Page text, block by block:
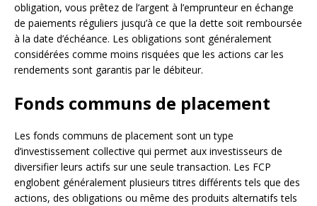
obligation, vous prêtez de l’argent à l’emprunteur en échange
de paiements réguliers jusqu’à ce que la dette soit remboursée
à la date d’échéance. Les obligations sont généralement
considérées comme moins risquées que les actions car les
rendements sont garantis par le débiteur.
Fonds communs de placement
Les fonds communs de placement sont un type
d’investissement collective qui permet aux investisseurs de
diversifier leurs actifs sur une seule transaction. Les FCP
englobent généralement plusieurs titres différents tels que des
actions, des obligations ou même des produits alternatifs tels